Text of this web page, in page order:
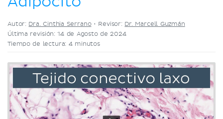
Autor: Dra. Cinthia Serrano• Revisor: Dr. Marcell Guzmán
Última revisión: 14 de Agosto de 2024
Tiempo de lectura: 4 minutos